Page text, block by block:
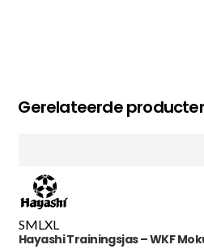
Gerelateerde
SMLXL
Hayashi Trainingsjas – WKF